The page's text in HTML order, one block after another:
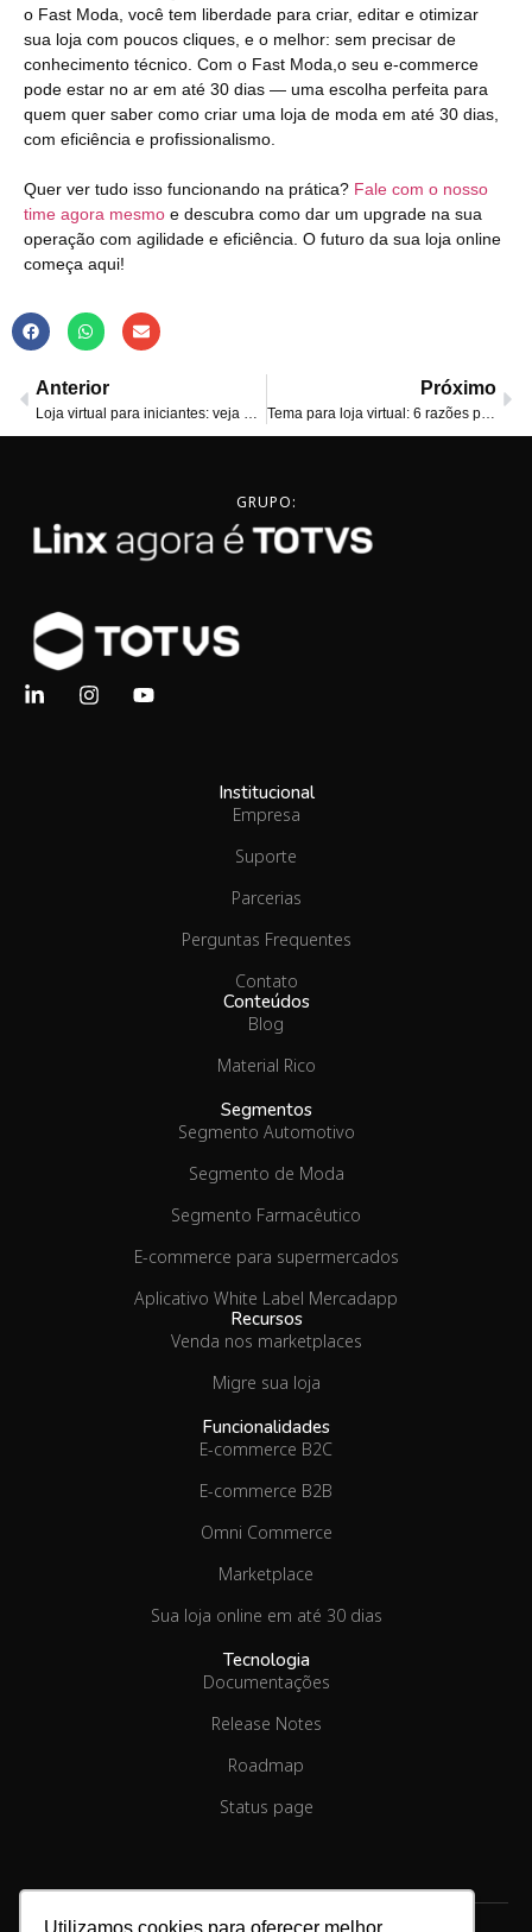
Utilizamos cookies para oferecer melhor
o Fast Moda, você tem liberdade para criar, editar e otimizar
sua loja com poucos cliques, e o melhor: sem precisar de
conhecimento técnico. Com o Fast Moda,o seu e-commerce
pode estar no ar em até 30 dias — uma escolha perfeita para
quem quer saber como criar uma loja de moda em até 30 dias,
com eficiência e profissionalismo.
Quer ver tudo isso funcionando na prática? Fale com o nosso
time agora mesmo e descubra como dar um upgrade na sua
operação com agilidade e eficiência. O futuro da sua loja online
começa aqui!
Anterior Próximo
Tema para loja virtual: 6 razões para usar um pronto
GRUPO:
Institucional
Empresa
Suporte
Parcerias
Perguntas Frequentes
Contato
Conteúdos
Blog
Material Rico
Segmentos
Segmento Automotivo
Segmento de Moda
Segmento Farmacêutico
E-commerce para supermercados
Aplicativo White Label Mercadapp
Recursos
Venda nos marketplaces
Migre sua loja
Funcionalidades
E-commerce B2C
E-commerce B2B
Omni Commerce
Marketplace
Sua loja online em até 30 dias
Tecnologia
Documentações
Release Notes
Roadmap
Status page